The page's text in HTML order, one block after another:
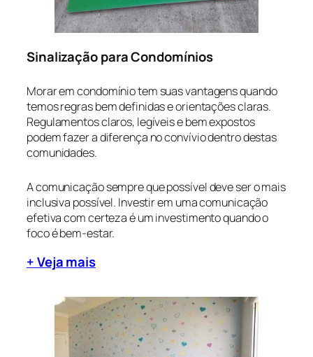
Sinalização para Condomínios
Morar em condomínio tem suas vantagens quando
temos regras bem definidas e orientações claras.
Regulamentos claros, legíveis e bem expostos
podem fazer a diferença no convívio dentro destas
comunidades.
A comunicação sempre que possível deve ser o mais
inclusiva possível. Investir em uma comunicação
efetiva com certeza é um investimento quando o
foco é bem-estar.
+ Veja mais